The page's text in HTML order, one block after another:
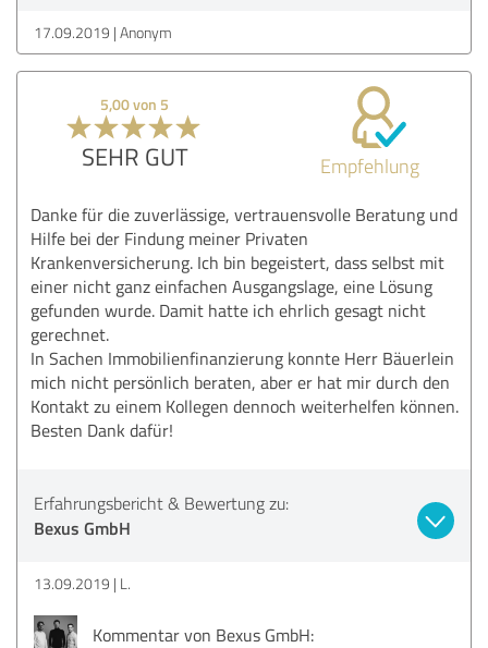
17.09.2019 Anonym
5,00 von 5
SEHR GUT Empfehlung
Danke für die zuverlässige, vertrauensvolle Beratung und
Hilfe bei der Findung meiner Privaten
Krankenversicherung. Ich bin begeistert, dass selbst mit
einer nicht ganz einfachen Ausgangslage, eine Lösung
gefunden wurde. Damit hatte ich ehrlich gesagt nicht
gerechnet.
In Sachen Immobilienfinanzierung konnte Herr Bäuerlein
mich nicht persönlich beraten, aber er hat mir durch den
Kontakt zu einem Kollegen dennoch weiterhelfen können.
Besten Dank dafür!
Erfahrungsbericht & Bewertung zu:
Bexus GmbH
13.09.2019 L.
Kommentar von Bexus GmbH: